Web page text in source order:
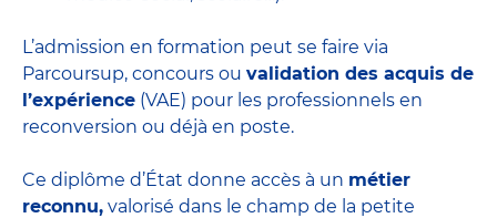
L’admission en formation peut se faire via
Parcoursup, concours ou validation des acquis de
l’expérience (VAE) pour les professionnels en
reconversion ou déjà en poste.
Ce diplôme d’État donne accès à un métier
reconnu, valorisé dans le champ de la petite